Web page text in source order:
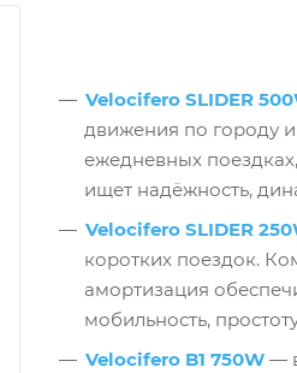
Velocifero SLIDER
движения по городу
ежедневных
ищет надёжность,
Velocifero SLIDER
коротких поездок.
амортизация
мобильность,
Velocifero B1 750W —